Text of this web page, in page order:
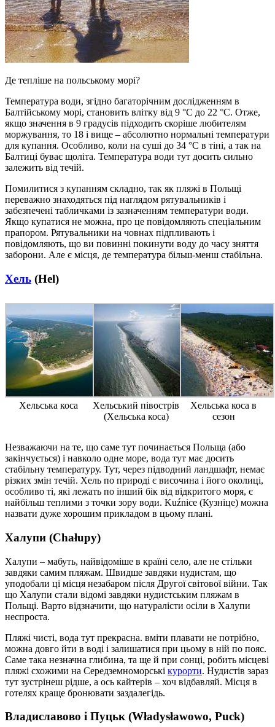
Де тепліше на польському морі?
Температура води, згідно багаторічним дослідженням в
Балтійському морі, становить влітку від 9 °С до 22 °С. Отже,
якщо значення в 9 градусів підходить скоріше любителям
моржування, то 18 і вище – абсолютно нормальні температури
для купання. Особливо, коли на суші до 34 °С в тіні, а так на
Балтиці буває щоліта. Температура води тут досить сильно
залежить від течій.
Помилитися з купанням складно, так як пляжі в Польщі
переважно знаходяться під наглядом рятувальників і
забезпечені табличками із зазначенням температури води.
Якщо купатися не можна, про це повідомляють спеціальним
прапором. Рятувальники на човнах підпливають і
повідомляють, що ви повинні покинути воду до часу зняття
заборони. Але є місця, де температура більш-менш стабільна.
Хель (Hel)
Хельська коса
Хельський півострів
(Хельська коса)
Хельська коса в
сезон
Незважаючи на те, що саме тут починається Польща (або
закінчується) і навколо одне море, вода тут має досить
стабільну температуру. Тут, через підводний ландшафт, немає
різких змін течій. Хель по природі є височина і його околиці,
особливо ті, які лежать по інший бік від відкритого моря, є
найбільш теплими з точки зору води. Kuźnice (Кузніце) можна
назвати дуже хорошим прикладом в цьому плані.
Халупи (Chałupy)
Халупи – мабуть, найвідоміше в країні село, але не стільки
завдяки самим пляжам. Швидше завдяки нудистам, що
уподобали ці місця незабаром після Другої світової війни. Так
що Халупи стали відомі завдяки нудистським пляжам в
Польщі. Варто відзначити, що натуралісти осіли в Халупи
неспроста.
Пляжі чисті, вода тут прекрасна. вміти плавати не потрібно,
можна довго йти в воді і залишатися при цьому в ній по пояс.
Саме така незначна глибина, та ще й при сонці, робить місцеві
пляжі схожими на Середземноморські курорти. Нудистів зараз
тут зустрінеш рідше, а ось кайтерів – хоч відбавляй. Місця в
готелях краще бронювати заздалегідь.
Владиславово і Пуцьк (Władysławowo, Puck)